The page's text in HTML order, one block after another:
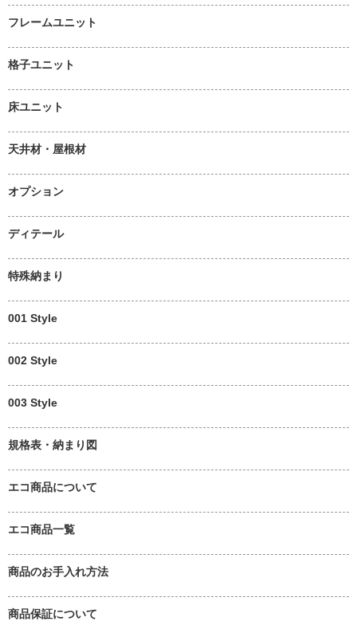
フレームユニット
格子ユニット
床ユニット
天井材・屋根材
オプション
ディテール
特殊納まり
001 Style
002 Style
003 Style
規格表・納まり図
エコ商品について
エコ商品一覧
商品のお手入れ方法
商品保証について